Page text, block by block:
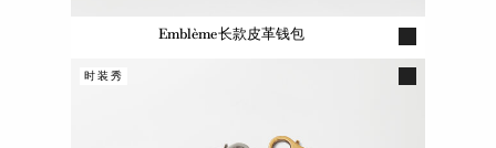
Emblème长款皮革钱包
时装秀